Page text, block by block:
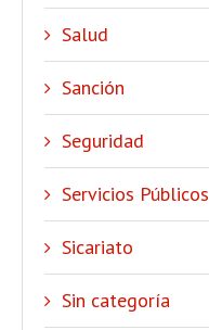
Salud
Sanción
Seguridad
Servicios Públicos
Sicariato
Sin categoría